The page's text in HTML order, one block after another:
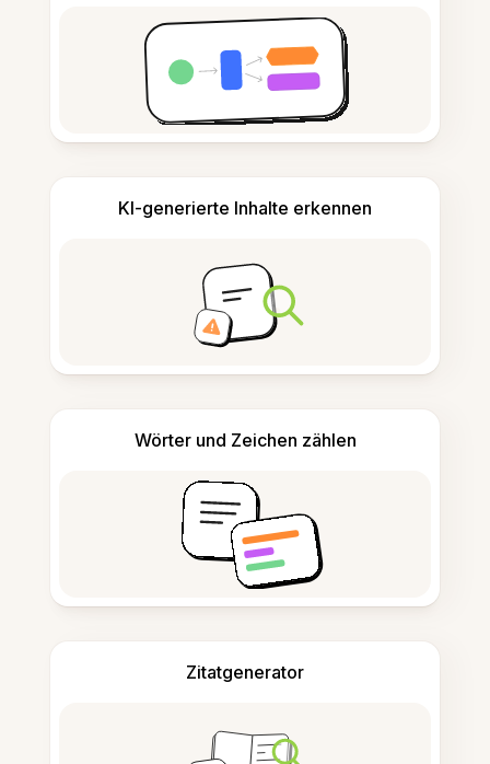
KI-generierte Inhalte erkennen
Wörter und Zeichen zählen
Zitatgenerator